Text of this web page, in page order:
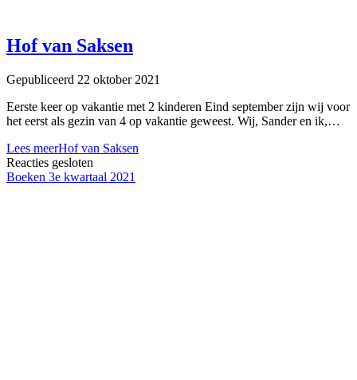
Hof van Saksen
Gepubliceerd 22 oktober 2021
Eerste keer op vakantie met 2 kinderen Eind september zijn wij voor
het eerst als gezin van 4 op vakantie geweest. Wij, Sander en ik,…
Lees meerHof van Saksen
Reacties gesloten
Boeken 3e kwartaal 2021